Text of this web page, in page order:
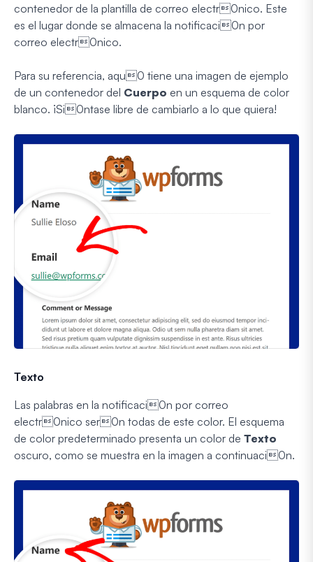
contenedor de la plantilla de correo electr0nico. Este
es el lugar donde se almacena la notificaci0n por
correo electr0nico.
Para su referencia, aqu0 tiene una imagen de ejemplo
de un contenedor del Cuerpo en un esquema de color
blanco. ¡Si0ntase libre de cambiarlo a lo que quiera!
Texto
Las palabras en la notificaci0n por correo
electr0nico ser0n todas de este color. El esquema
de color predeterminado presenta un color de Texto
oscuro, como se muestra en la imagen a continuaci0n.